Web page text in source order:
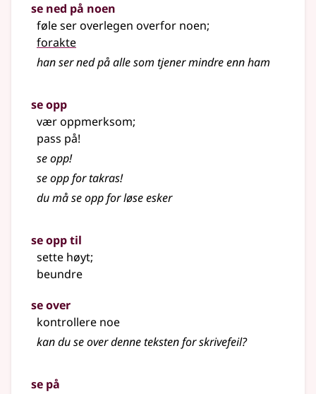
se ned på noen
føle ser overlegen overfor noen;
forakte
han ser ned på alle som tjener mindre enn ham
se opp
vær oppmerksom;
pass på!
se opp!
se opp for takras!
du må se opp for løse esker
se opp til
sette høyt;
beundre
se over
kontrollere noe
kan du se over denne teksten for skrivefeil?
se på